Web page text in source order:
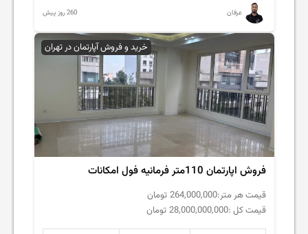
عرفان 260 روز پیش
خرید و فروش آپارتمان در تهران
فروش اپارتمان 110متر فرمانیه فول امکانات
قیمت هر متر:264,000,000 تومان
قیمت کل :28,000,000,000 تومان